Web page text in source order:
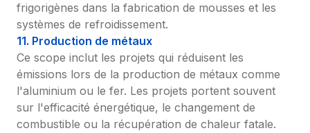
frigorigènes dans la fabrication de mousses et les
systèmes de refroidissement.
11. Production de métaux
Ce scope inclut les projets qui réduisent les
émissions lors de la production de métaux comme
l'aluminium ou le fer. Les projets portent souvent
sur l'efficacité énergétique, le changement de
combustible ou la récupération de chaleur fatale.